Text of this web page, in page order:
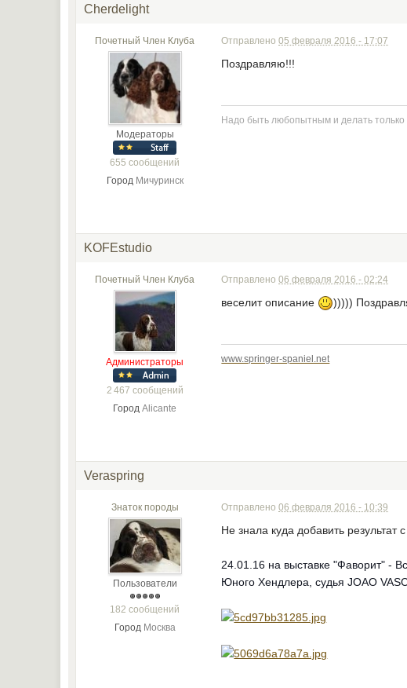
Cherdelight
Почетный Член Клуба
Модераторы
655 сообщений
Город Мичуринск
Отправлено05 февраля 2016 - 17:07
Поздравляю!!!
Надо быть любопытным и делать только
KOFEstudio
Почетный Член Клуба
Администраторы
2 467 сообщений
Город Alicante
Отправлено06 февраля 2016 - 02:24
веселит описание )))))
www.springer-spaniel.net
Veraspring
Знаток породы
Пользователи
182 сообщений
Город Москва
Отправлено06 февраля 2016 - 10:39
Не знала куда добавить
24.01.16 на выставке"Фаворит" -
Юного Хендлера, судья JOAO